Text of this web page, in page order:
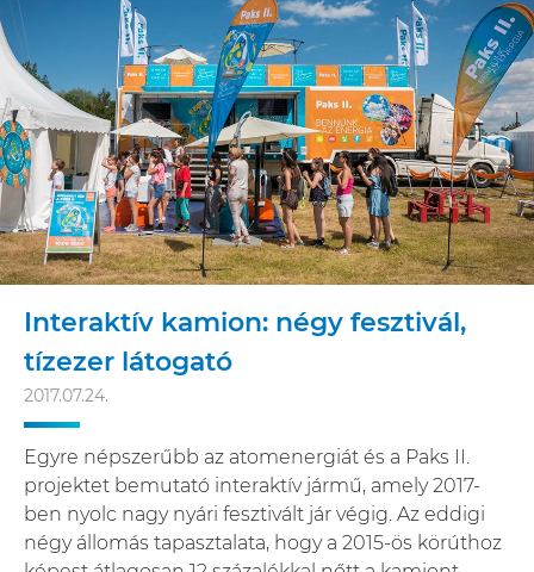
Interaktív kamion: négy fesztivál,
tízezer látogató
2017.07.24.
Egyre népszerűbb az atomenergiát és a Paks II.
projektet bemutató interaktív jármű, amely 2017-
ben nyolc nagy nyári fesztivált jár végig. Az eddigi
négy állomás tapasztalata, hogy a 2015-ös körúthoz